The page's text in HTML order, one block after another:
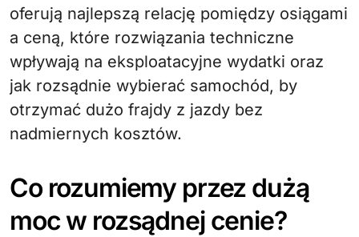
oferują najlepszą relację pomiędzy osiągami
a ceną, które rozwiązania techniczne
wpływają na eksploatacyjne wydatki oraz
jak rozsądnie wybierać samochód, by
otrzymać dużo frajdy z jazdy bez
nadmiernych kosztów.
Co rozumiemy przez dużą
moc w rozsądnej cenie?